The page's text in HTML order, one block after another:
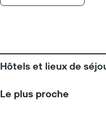
Hôtels et lieux de
Le plus proche